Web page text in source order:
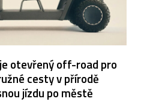
otevřený off-road pro
cesty v přírodě
jízdu po městě